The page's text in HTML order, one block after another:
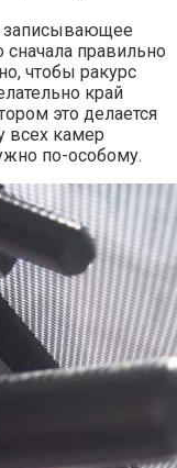
записывающее
сначала правильно
чтобы ракурс
край
это делается
всех камер
по-особому.